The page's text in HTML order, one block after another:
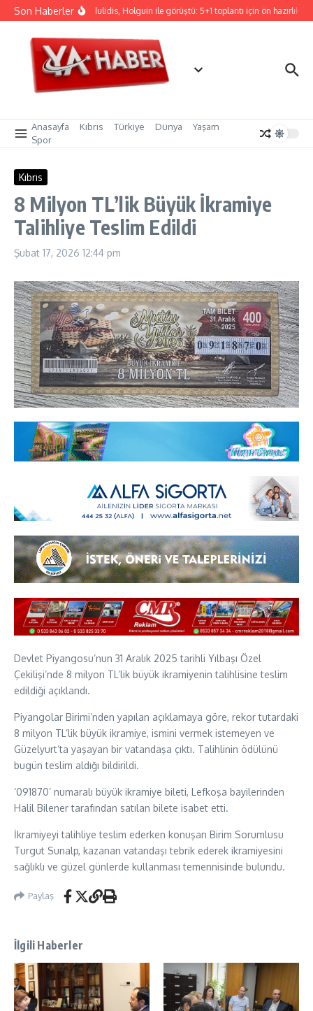
İçeriğe atla
Son HaberlerHristodulidis, Holguin ile görüştü: 5+1 toplantı için ön hazırlık
Anasayfa Kıbrıs Türkiye Dünya
Yaşam
Spor
Kıbrıs
8 Milyon TL’lik Büyük İkramiye
Talihliye Teslim Edildi
Şubat 17, 2026 12:44 pm
Devlet Piyangosu’nun 31 Aralık 2025 tarihli Yılbaşı Özel
Çekilişi’nde 8 milyon TL’lik büyük ikramiyenin talihlisine teslim
edildiği açıklandı.
Piyangolar Birimi’nden yapılan açıklamaya göre, rekor tutardaki
8 milyon TL’lik büyük ikramiye, ismini vermek istemeyen ve
Güzelyurt’ta yaşayan bir vatandaşa çıktı. Talihlinin ödülünü
bugün teslim aldığı bildirildi.
‘091870’ numaralı büyük ikramiye bileti, Lefkoşa bayilerinden
Halil Bilener tarafından satılan bilete isabet etti.
İkramiyeyi talihliye teslim ederken konuşan Birim Sorumlusu
Turgut Sunalp, kazanan vatandaşı tebrik ederek ikramiyesini
sağlıklı ve güzel günlerde kullanması temennisinde bulundu.
Paylaş
İlgili Haberler